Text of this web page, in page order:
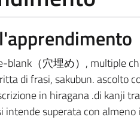
blank（穴埋め） , multiple
di frasi, sakubun. ascolto
in hiragana .di kanji
intende superata con almeno